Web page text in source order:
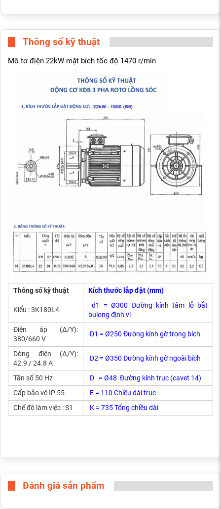
Thông số kỹ thuật
Mô tơ điện 22kW mặt bích tốc độ 1470 r/min
Thông số kỹ thuật Kích thước lắp đặt (mm)
Kiểu : 3K180L4
d1 = Ø300 Đường kính tâm lỗ bắt
bulong định vị
Điện áp (Δ/Y):
380/660 V
D1 = Ø250 Đường kính gờ trong bích
Dòng điện (Δ/Y):
42.9 / 24.8 A
D2 = Ø350 Đường kính gờ ngoài bích
Tần số 50 Hz
D = Ø48 Đường kính trục (cavet 14)
Cấp bảo vệ IP 55
E = 110 Chiều dài trục
Chế độ làm việc : S1
K = 735 Tổng chiều dài
Đánh giá sản phẩm